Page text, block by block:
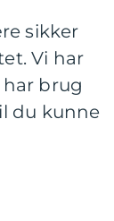
sikker
Vi har
brug
du kunne